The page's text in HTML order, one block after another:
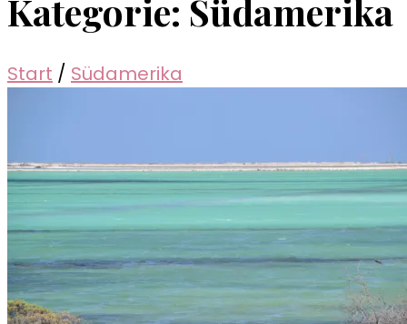
Kategorie: Südamerika
Start / Südamerika